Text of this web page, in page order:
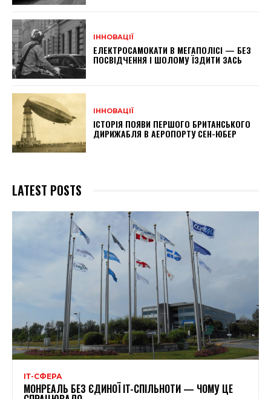
ІННОВАЦІЇ
ЕЛЕКТРОСАМОКАТИ В МЕГАПОЛІСІ — БЕЗ
ПОСВІДЧЕННЯ І ШОЛОМУ ЇЗДИТИ ЗАСЬ
ІННОВАЦІЇ
ІСТОРІЯ ПОЯВИ ПЕРШОГО БРИТАНСЬКОГО
ДИРИЖАБЛЯ В АЕРОПОРТУ СЕН-ЮБЕР
LATEST POSTS
ІТ-СФЕРА
МОНРЕАЛЬ БЕЗ ЄДИНОЇ IT-СПІЛЬНОТИ — ЧОМУ ЦЕ